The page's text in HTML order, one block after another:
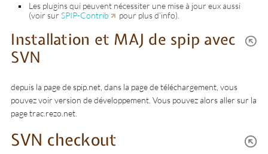
Les plugins qui peuvent nécessiter une mise à jour eux aussi
(voir surSPIP-Contrib pour plus d’info).
Installation et MAJ de spip avec
SVN
depuis la page de spip.net, dans la page de téléchargement, vous
pouvez voir version de développement. Vous pouvez alors aller sur la
page trac.rezo.net.
SVN checkout